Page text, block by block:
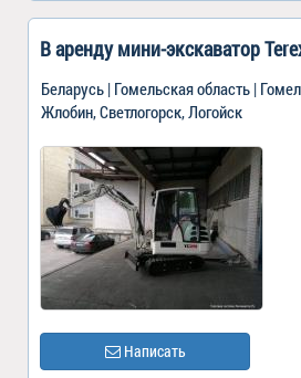
В аренду мини-экскаватор
Беларусь | Гомельская область |
Жлобин, Светлогорск, Логойск
Написать